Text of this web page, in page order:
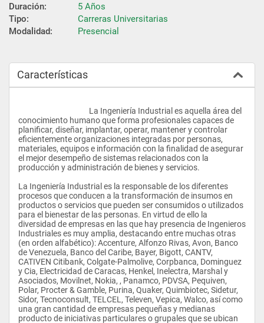
Duración:
5 Años
Tipo:
Carreras Universitarias
Modalidad:
Presencial
Características
conocimiento humano que forma profesionales capaces de
planificar, diseñar, implantar, operar, mantener y controlar
eficientemente organizaciones integradas por personas,
materiales, equipos e información con la finalidad de asegurar
el mejor desempeño de sistemas relacionados con la
producción y administración de bienes y servicios.
La Ingeniería Industrial es la responsable de los diferentes
procesos que conducen a la transformación de insumos en
productos o servicios que pueden ser consumidos o utilizados
para el bienestar de las personas. En virtud de ello la
diversidad de empresas en las que hay presencia de Ingenieros
Industriales es muy amplia, destacando entre muchas otras
(en orden alfabético): Accenture, Alfonzo Rivas, Avon, Banco
de Venezuela, Banco del Caribe, Bayer, Bigott, CANTV,
CATIVEN Citibank, Colgate-Palmolive, Corpbanca, Dominguez
y Cia, Electricidad de Caracas, Henkel, Inelectra, Marshal y
Asociados, Movilnet, Nokia, , Panamco, PDVSA, Pequiven,
Polar, Procter & Gamble, Purina, Quaker, Quimbiotec, Sidetur,
Sidor, Tecnoconsult, TELCEL, Televen, Vepica, Walco, así como
una gran cantidad de empresas pequeñas y medianas
producto de iniciativas particulares o grupales que se ubican